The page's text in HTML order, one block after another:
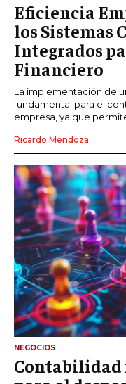
Eficiencia
los Sistemas
Integrados
Financiero
La implementación de
fundamental para el
empresa, ya que
Ricardo Mendoza
NEGOCIOS
Contabilidad